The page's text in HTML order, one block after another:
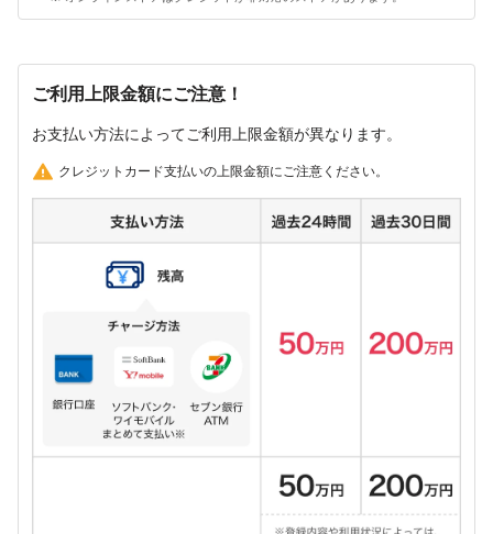
ご利用上限金額にご注意！
お支払い方法によってご利用上限金額が異なります。
クレジットカード支払いの上限金額にご注意ください。